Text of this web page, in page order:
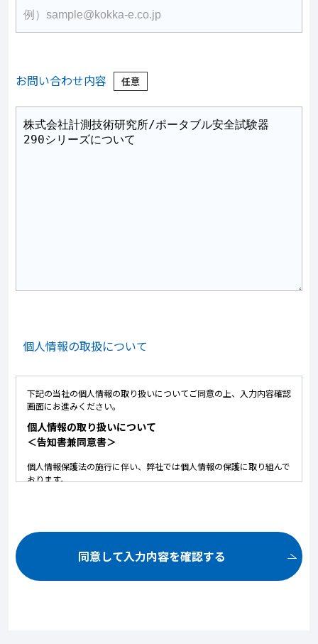
お問い合わせ内容
個人情報の取扱について
下記の当社の個人情報の取り扱いについてご同意の上、入力内容確認
画面にお進みください。
個人情報の取り扱いについて
＜告知書兼同意書＞
個人情報保護法の施行に伴い、弊社では個人情報の保護に取り組んで
おります。
お問い合せ頂いた内容に関して、必要な書類の郵送のため。
同意して入力内容を確認する